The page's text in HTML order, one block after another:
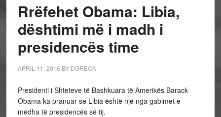
Rrëfehet Obama: Libia,
dështimi më i madh i
presidencës time
APRIL 11, 2016 BY DGRECA
Presidenti i Shteteve të Bashkuara të Amerikës Barack
Obama ka pranuar se Libia është një nga gabimet e
mëdha të presidencës së tij.